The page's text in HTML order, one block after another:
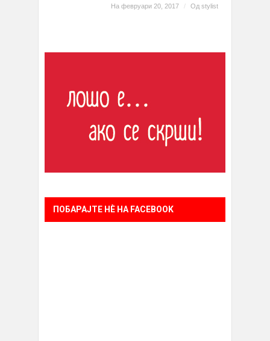
На февруари 20, 2017 / Од stylist
ПОБАРАЈТЕ НÈ НА FACEBOOK